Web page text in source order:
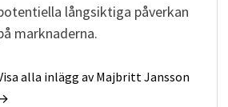
långsiktiga påverkan
marknaderna.
alla inlägg av Majbritt Jansson